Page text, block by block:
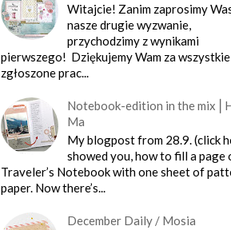
Witajcie! Zanim zaprosimy
nasze drugie wyzwanie,
przychodzimy z wynikami
pierwszego! Dziękujemy Wam za wszystkie
zgłoszone prac...
Notebook-edition in the
Ma
My blogpost from 28.9. (click
showed you, how to fill a page
Traveler’s Notebook with one sheet of
paper. Now there’s...
December Daily / Mosia